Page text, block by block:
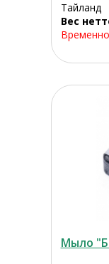
Тайланд
Вес
Мыло